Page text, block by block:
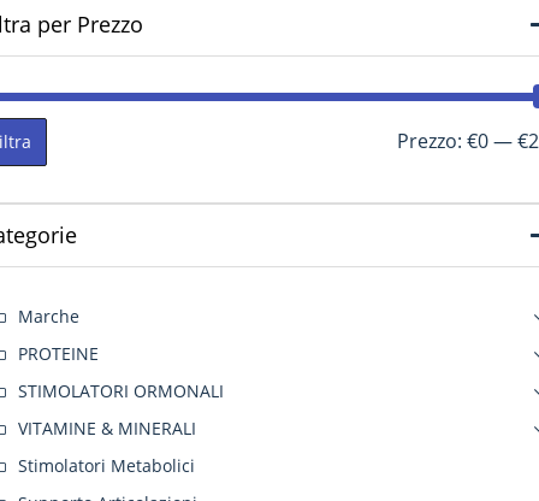
per Prezzo
Prezzo: €0—
Marche
PROTEINE
STIMOLATORI ORMONALI
VITAMINE & MINERALI
Stimolatori Metabolici